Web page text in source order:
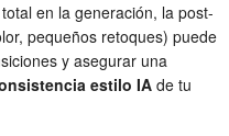
en la generación, la post-
pequeños retoques) puede
y asegurar una
estilo IAde tu